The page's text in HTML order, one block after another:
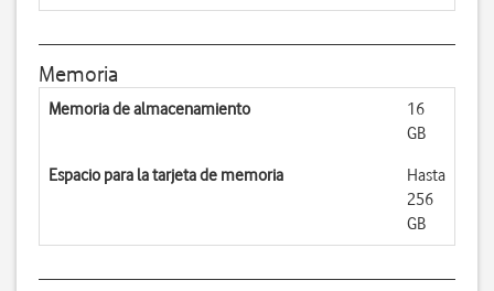
Memoria
Memoria de almacenamiento
16
GB
Espacio para la tarjeta de memoria
Hasta
256
GB